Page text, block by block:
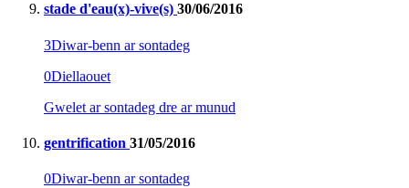
stade d'eau(x)-vive(s) 30/06/2016
3Diwar-benn ar sontadeg
0Diellaouet
Gwelet ar sontadeg dre ar munud
gentrification 31/05/2016
0Diwar-benn ar sontadeg